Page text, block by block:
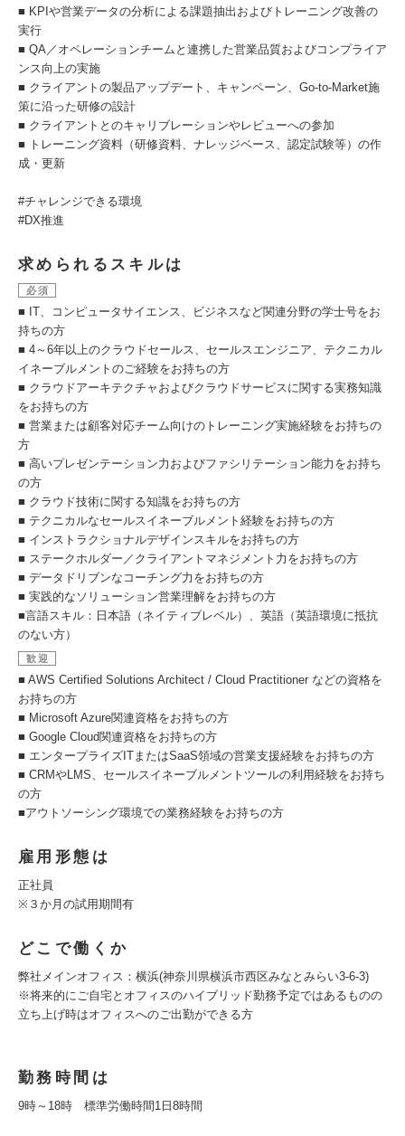
■ KPIや営業データの分析による課題抽出およびトレーニング改善の
実行
■ QA／オペレーションチームと連携した営業品質およびコンプライア
ンス向上の実施
■ クライアントの製品アップデート、キャンペーン、Go-to-Market施
策に沿った研修の設計
■ クライアントとのキャリブレーションやレビューへの参加
■ トレーニング資料（研修資料、ナレッジベース、認定試験等）の作
成・更新
#チャレンジできる環境
#DX推進
求められるスキルは
必須
■ IT、コンピュータサイエンス、ビジネスなど関連分野の学士号をお
持ちの方
■ 4～6年以上のクラウドセールス、セールスエンジニア、テクニカル
イネーブルメントのご経験をお持ちの方
■ クラウドアーキテクチャおよびクラウドサービスに関する実務知識
をお持ちの方
■ 営業または顧客対応チーム向けのトレーニング実施経験をお持ちの
方
■ 高いプレゼンテーション力およびファシリテーション能力をお持ち
の方
■ クラウド技術に関する知識をお持ちの方
■ テクニカルなセールスイネーブルメント経験をお持ちの方
■ インストラクショナルデザインスキルをお持ちの方
■ ステークホルダー／クライアントマネジメント力をお持ちの方
■ データドリブンなコーチング力をお持ちの方
■ 実践的なソリューション営業理解をお持ちの方
■言語スキル：日本語（ネイティブレベル）、英語（英語環境に抵抗
のない方）
歓迎
■ AWS Certified Solutions Architect / Cloud Practitioner などの資格を
お持ちの方
■ Microsoft Azure関連資格をお持ちの方
■ Google Cloud関連資格をお持ちの方
■ エンタープライズITまたはSaaS領域の営業支援経験をお持ちの方
■ CRMやLMS、セールスイネーブルメントツールの利用経験をお持ち
の方
■アウトソーシング環境での業務経験をお持ちの方
雇用形態は
正社員
※３か月の試用期間有
どこで働くか
弊社メインオフィス：横浜(神奈川県横浜市西区みなとみらい3-6-3)
※将来的にご自宅とオフィスのハイブリッド勤務予定ではあるものの
立ち上げ時はオフィスへのご出勤ができる方
勤務時間は
9時～18時 標準労働時間1日8時間